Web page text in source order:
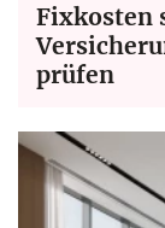
Fixkosten
prüfen